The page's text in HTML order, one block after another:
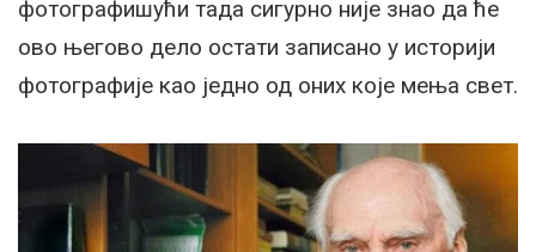
фотографишући тада сигурно није знао да ће
ово његово дело остати записано у историји
фотографије као једно од оних које мења свет.